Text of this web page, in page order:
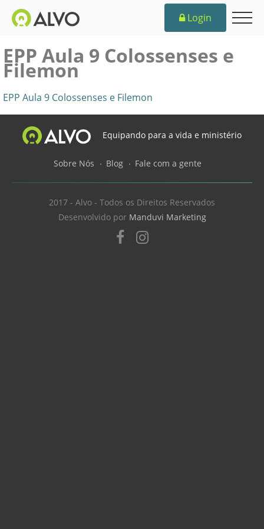
Login
EPP Aula 9 Colossenses e
Filemon
EPP Aula 9 Colossenses e Filemon
Equipando para a vida e ministério
Sobre Nós Blog Fale com a gente
2017 - Alvo - Todos os Direitos Reservados
Desenvolvido por Manduvi Marketing